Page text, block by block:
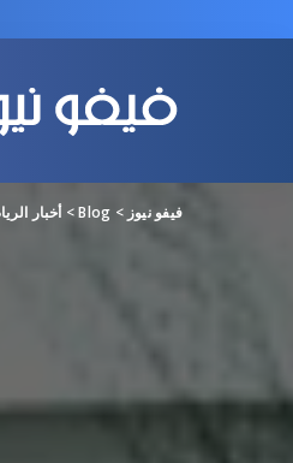
فيفو نيوز >
Blog
> أخبار